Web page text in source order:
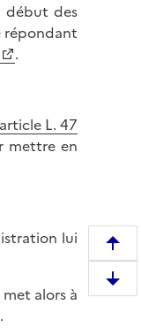
début des
répondant
.
article L. 47
mettre en
lui
alors à
e
m
D